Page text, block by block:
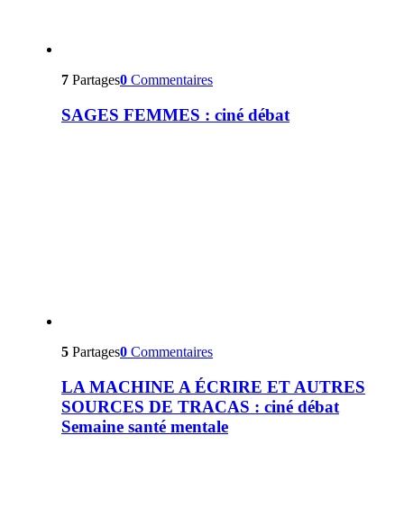
7 Partages0 Commentaires
SAGES FEMMES : ciné débat
5 Partages0 Commentaires
LA MACHINE A ÉCRIRE ET AUTRES
SOURCES DE TRACAS : ciné débat
Semaine santé mentale